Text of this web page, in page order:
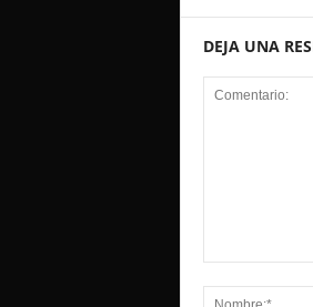
DEJA UNA